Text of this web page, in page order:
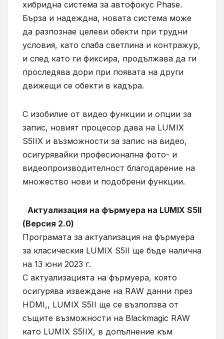
хибридна система за автофокус Phase.
Бърза и надеждна, новата система може
да разпознае целеви обекти при трудни
условия, като слаба светлина и контражур,
и след като ги фиксира, продължава да ги
проследява дори при появата на други
движещи се обекти в кадъра.
С изобилие от видео функции и опции за
запис, новият процесор дава на LUMIX
S5IIX и възможности за запис на видео,
осигурявайки професионална фото- и
видеопроизводителност благодарение на
множество нови и подобрени функции.
Актуализация на фърмуера на LUMIX S5II
(Версия 2.0)
Програмата за актуализация на фърмуера
за класическия LUMIX S5II ще бъде налична
на 13 юни 2023 г.
С актуализацията на фърмуера, която
осигурява извеждане на RAW данни през
HDMI,, LUMIX S5II ще се възползва от
същите възможности на Blackmagic RAW
като LUMIX S5IIX, в допълнение към